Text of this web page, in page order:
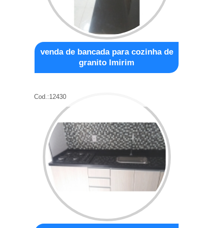
venda de bancada para cozinha de
granito Imirim
Cod.:12430